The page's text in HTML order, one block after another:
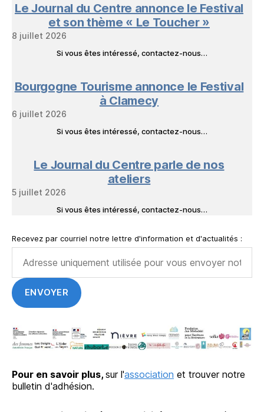
Le Journal du Centre annonce le Festival
et son thème « Le Toucher »
8 juillet 2026
Si vous êtes intéressé, contactez-nous…
Bourgogne Tourisme annonce le Festival
à Clamecy
6 juillet 2026
Si vous êtes intéressé, contactez-nous…
Le Journal du Centre parle de nos
ateliers
5 juillet 2026
Si vous êtes intéressé, contactez-nous…
Recevez par courriel notre lettre d'information et d'actualités :
Pour en savoir plus, sur l'association et trouver notre
bulletin d'adhésion.